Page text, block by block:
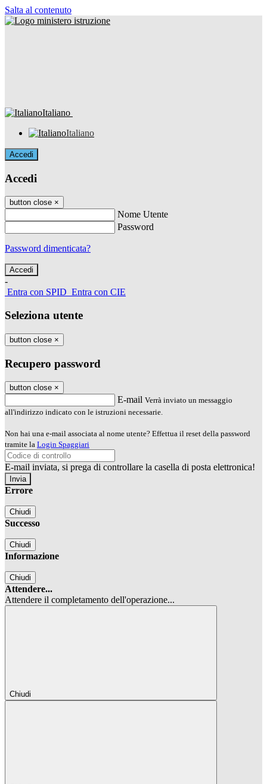
Salta al contenuto
Italiano
Italiano
Accedi
Accedi
button close ×
Nome Utente
Password
Password dimenticata?
-
Entra con SPID Entra con CIE
Seleziona utente
button close ×
Recupero password
button close ×
E-mail Verrà inviato un messaggio
all'indirizzo indicato con le istruzioni necessarie.
Non hai una e-mail associata al nome utente? Effettua il reset della password
tramite la Login Spaggiari
E-mail inviata, si prega di controllare la casella di posta elettronica!
Errore
Chiudi
Successo
Chiudi
Informazione
Chiudi
Attendere...
Attendere il completamento dell'operazione...
Chiudi